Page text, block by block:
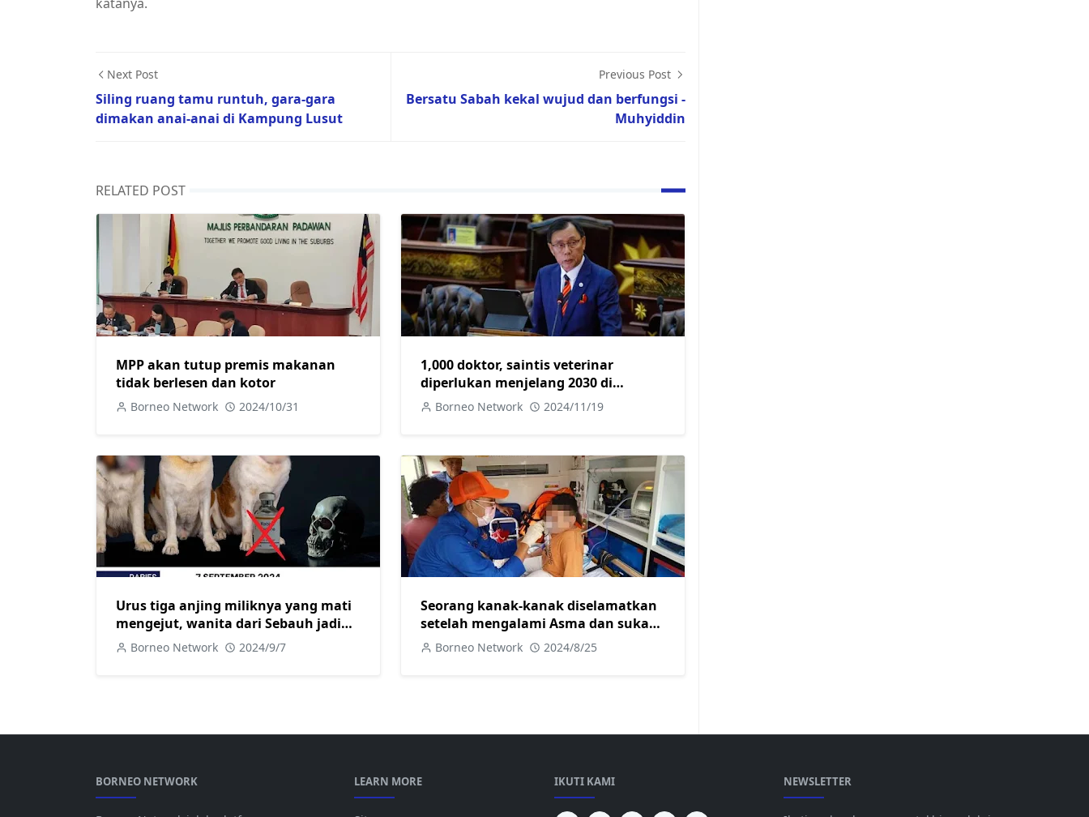
Next Post
Siling ruang tamu runtuh, gara-gara
dimakan anai-anai di Kampung Lusut
Previous Post
Bersatu Sabah kekal wujud dan berfungsi -
Muhyiddin
RELATED POST
MPP akan tutup premis makanan
tidak berlesen dan kotor
Borneo Network 2024/10/31
1,000 doktor, saintis veterinar
diperlukan menjelang 2030 di
Sarawak- Dr Rundi
Borneo Network 2024/11/19
Urus tiga anjing miliknya yang mati
mengejut, wanita dari Sebauh jadi
korban baharu rabies
Borneo Network 2024/9/7
Seorang kanak-kanak diselamatkan
setelah mengalami Asma dan sukar
untuk bernafas oleh Angkatan
Borneo Network 2024/8/25
BORNEO NETWORK LEARN MORE IKUTI KAMI NEWSLETTER